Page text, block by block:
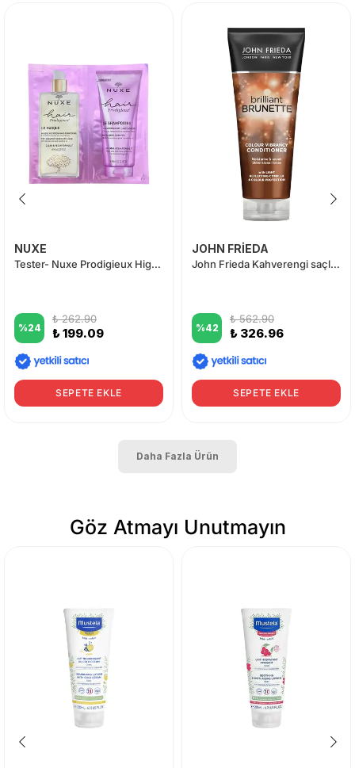
NUXE
Tester- Nuxe Prodigieux High Shine - Parlaklık Veren Saç Bakım Kiti
%24
₺ 262.90
₺ 199.09
SEPETE EKLE
JOHN FRİEDA
John Frieda Kahverengi saçlara özel renk canlandırıcı saç kremi 250 ml
%42
₺ 562.90
₺ 326.96
SEPETE EKLE
Daha Fazla Ürün
Göz Atmayı Unutmayın